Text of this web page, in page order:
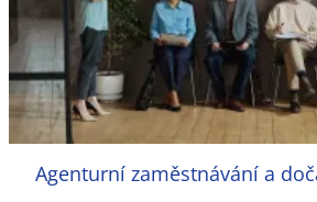
Agenturní zaměstnávání a